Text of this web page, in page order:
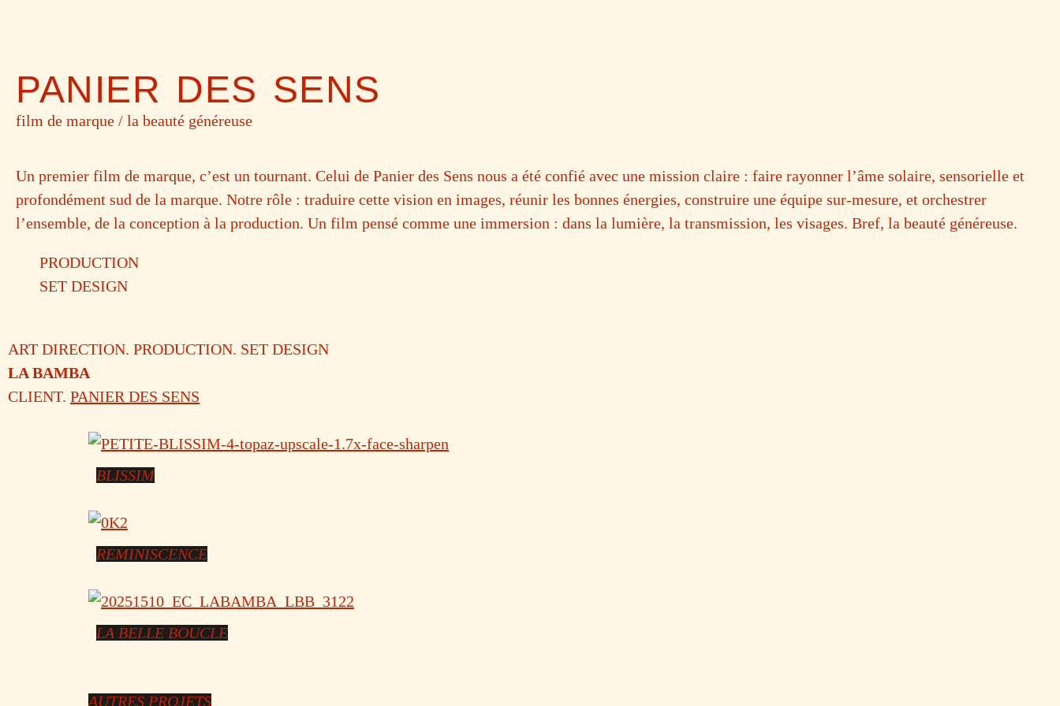
PANIER DES SENS
film de marque / la beauté généreuse
Un premier film de marque, c’est un tournant. Celui de Panier des Sens nous a été confié avec une mission claire : faire rayonner l’âme solaire, sensorielle et
profondément sud de la marque. Notre rôle : traduire cette vision en images, réunir les bonnes énergies, construire une équipe sur-mesure, et orchestrer
l’ensemble, de la conception à la production. Un film pensé comme une immersion : dans la lumière, la transmission, les visages. Bref, la beauté généreuse.
PRODUCTION
SET DESIGN
ART DIRECTION. PRODUCTION. SET DESIGN
LA BAMBA
CLIENT. PANIER DES SENS
BLISSIM
REMINISCENCE
LA BELLE BOUCLE
AUTRES PROJETS